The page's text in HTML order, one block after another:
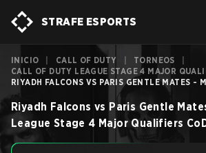
STRAFE ESPORTS
INICIO CALL OF DUTY TORNEOS
CALL OF DUTY LEAGUE STAGE 4 MAJOR
RIYADH FALCONS VS PARIS GENTLE MATES -
Riyadh Falcons vs Paris Gentle
League Stage 4 Major Qualifiers